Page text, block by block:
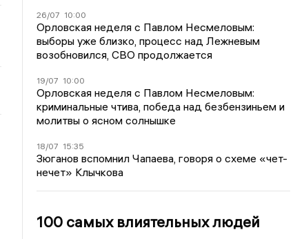
26/07 10:00
Орловская неделя с Павлом Несмеловым:
выборы уже близко, процесс над Лежневым
возобновился, СВО продолжается
19/07 10:00
Орловская неделя с Павлом Несмеловым:
криминальные чтива, победа над безбензиньем и
молитвы о ясном солнышке
18/07 15:35
Зюганов вспомнил Чапаева, говоря о схеме «чет-
нечет» Клычкова
100 самых влиятельных людей